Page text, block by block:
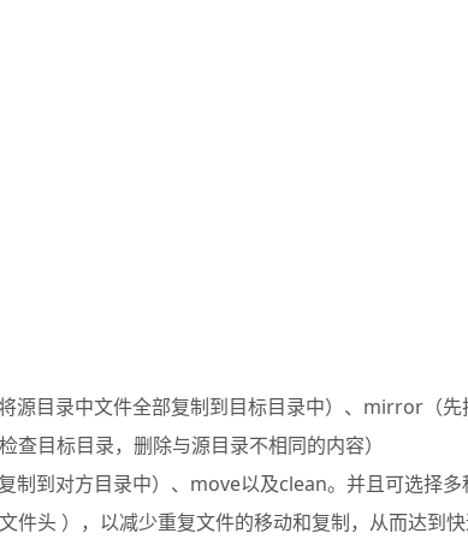
源目录中文件全部复制到目标目录中）、mirror（先
目标目录，删除与源目录不相同的内容）
制到对方目录中）、move以及clean。并且可选择多
件头 ），以减少重复文件的移动和复制，从而达到